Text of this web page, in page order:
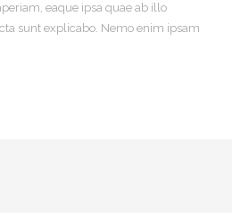
eaque ipsa quae ab illo
sunt explicabo. Nemo enim ipsam